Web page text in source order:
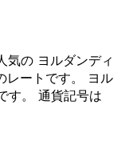
気の ヨルダンディ
レートです。 ヨル
す。 通貨記号は